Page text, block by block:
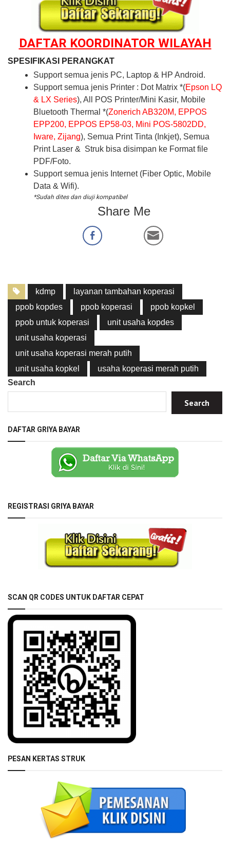
DAFTAR KOORDINATOR WILAYAH
SPESIFIKASI PERANGKAT
Support semua jenis PC, Laptop & HP Android.
Support semua jenis Printer : Dot Matrix *(Epson LQ
& LX Series), All POS Printer/Mini Kasir, Mobile
Bluetooth Thermal *(Zonerich AB320M, EPPOS
EPP200, EPPOS EP58-03, Mini POS-5802DD,
Iware, Zijang), Semua Print Tinta (Inkjet), Semua
Print Laser & Struk bisa disimpan ke Format file
PDF/Foto.
Support semua jenis Internet (Fiber Optic, Mobile
Data & Wifi).
*Sudah dites dan diuji kompatibel
Share Me
kdmp
layanan tambahan koperasi
ppob kopdes
ppob koperasi
ppob kopkel
ppob untuk koperasi
unit usaha kopdes
unit usaha koperasi
unit usaha koperasi merah putih
unit usaha kopkel
usaha koperasi merah putih
Search
Search
DAFTAR GRIYA BAYAR
REGISTRASI GRIYA BAYAR
SCAN QR CODES UNTUK DAFTAR CEPAT
PESAN KERTAS STRUK